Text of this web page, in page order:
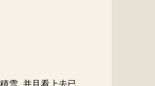
雪, 并且看上去已